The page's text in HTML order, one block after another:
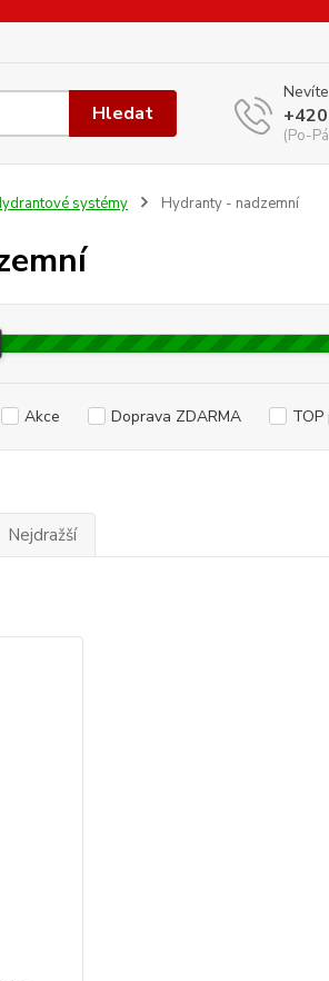
Hledat
(Po-
systémy Hydranty - nadzemní
Akce Doprava ZDARMA
Nejdražší